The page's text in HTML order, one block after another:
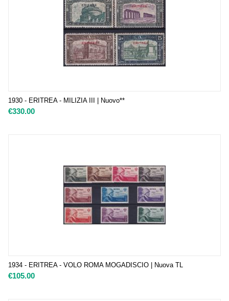
1930 - ERITREA - MILIZIA III | Nuovo**
€330.00
1934 - ERITREA - VOLO ROMA MOGADISCIO | Nuova TL
€105.00